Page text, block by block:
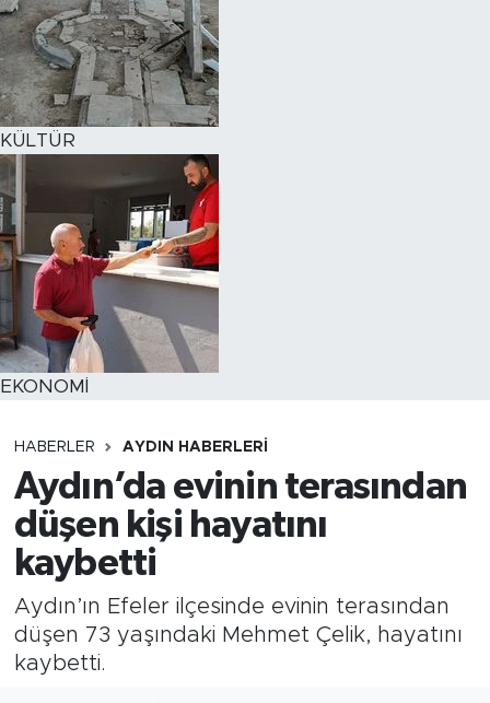
KÜLTÜR
EKONOMİ
HABERLER AYDIN HABERLERI
Aydın’da evinin terasından
düşen kişi hayatını
kaybetti
Aydın’ın Efeler ilçesinde evinin terasından
düşen 73 yaşındaki Mehmet Çelik, hayatını
kaybetti.